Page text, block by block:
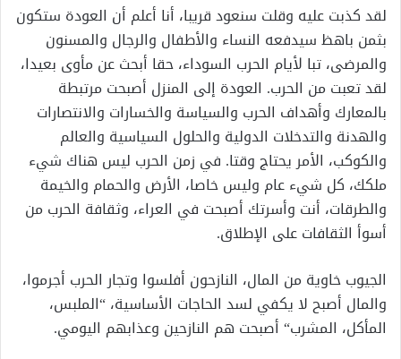
لقد كذبت عليه وقلت سنعود قريبا، أنا أعلم أن العودة ستكون
بثمن باهظ سيدفعه النساء والأطفال والرجال والمسنون
والمرضى، تبا لأيام الحرب السوداء، حقا أبحث عن مأوى بعيدا،
لقد تعبت من الحرب. العودة إلى المنزل أصبحت مرتبطة
بالمعارك وأهداف الحرب والسياسة والخسارات والانتصارات
والهدنة والتدخلات الدولية والحلول السياسية والعالم
والكوكب، الأمر يحتاج وقتا. في زمن الحرب ليس هناك شيء
ملكك، كل شيء عام وليس خاصا، الأرض والحمام والخيمة
والطرقات، أنت وأسرتك أصبحت في العراء، وثقافة الحرب من
أسوأ الثقافات على الإطلاق.
الجيوب خاوية من المال، النازحون أفلسوا وتجار الحرب أجرموا،
والمال أصبح لا يكفي لسد الحاجات الأساسية، “الملبس،
المأكل، المشرب“ أصبحت هم النازحين وعذابهم اليومي.